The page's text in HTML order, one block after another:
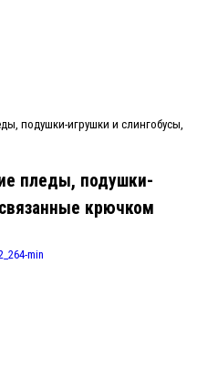
подушки-игрушки и слингобусы,
пледы, подушки-
крючком